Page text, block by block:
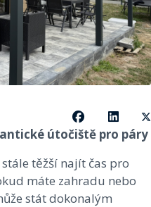
útočiště pro páry
těžší najít čas pro
máte zahradu nebo
stát dokonalým